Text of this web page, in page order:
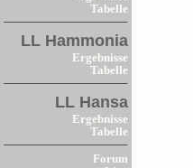
Tabelle
LL Hammonia
Ergebnisse
Tabelle
LL Hansa
Ergebnisse
Tabelle
Forum